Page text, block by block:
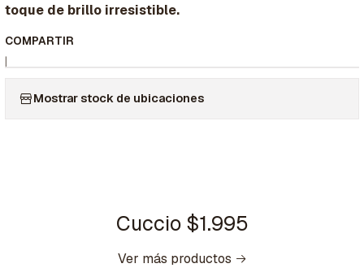
toque de brillo irresistible.
COMPARTIR
|
Mostrar stock de ubicaciones
Cuccio $1.995
Ver más productos